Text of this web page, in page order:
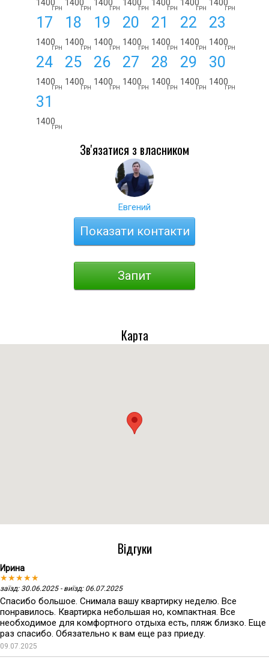
1400
ГРН
1400
ГРН
1400
ГРН
1400
ГРН
1400
ГРН
1400
ГРН
1400
ГРН
17
1400
ГРН
18
1400
ГРН
19
1400
ГРН
20
1400
ГРН
21
1400
ГРН
22
1400
ГРН
23
1400
ГРН
24
1400
ГРН
25
1400
ГРН
26
1400
ГРН
27
1400
ГРН
28
1400
ГРН
29
1400
ГРН
30
1400
ГРН
31
1400
ГРН
Зв'язатися з власником
Евгений
Показати контакти
Запит
Карта
Відгуки
Ирина
★★★★★
заїзд: 30.06.2025 - виїзд: 06.07.2025
Спасибо большое. Снимала вашу квартирку неделю. Все
понравилось. Квартирка небольшая но, компактная. Все
необходимое для комфортного отдыха есть, пляж близко. Еще
раз спасибо. Обязательно к вам еще раз приеду.
09.07.2025